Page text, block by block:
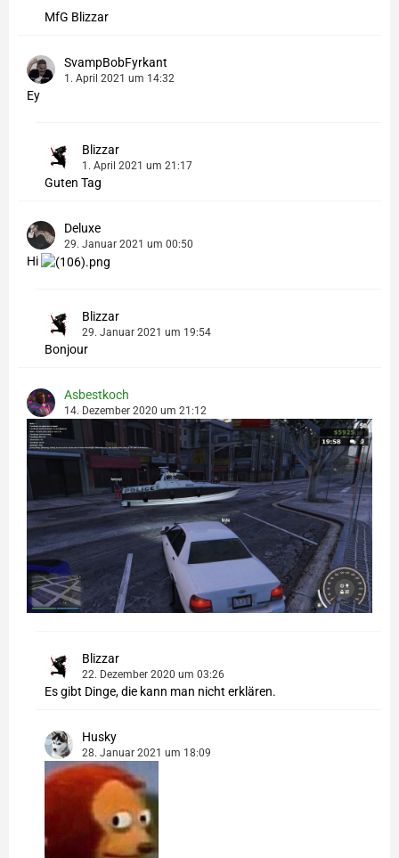
MfG Blizzar
SvampBobFyrkant
1. April 2021 um 14:32
Ey
Blizzar
1. April 2021 um 21:17
Guten Tag
Deluxe
29. Januar 2021 um 00:50
Hi
Blizzar
29. Januar 2021 um 19:54
Bonjour
Asbestkoch
14. Dezember 2020 um 21:12
Blizzar
22. Dezember 2020 um 03:26
Es gibt Dinge, die kann man nicht erklären.
Husky
28. Januar 2021 um 18:09